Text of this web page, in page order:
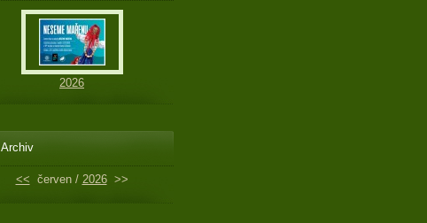
2026
Archiv
<< červen / 2026 >>